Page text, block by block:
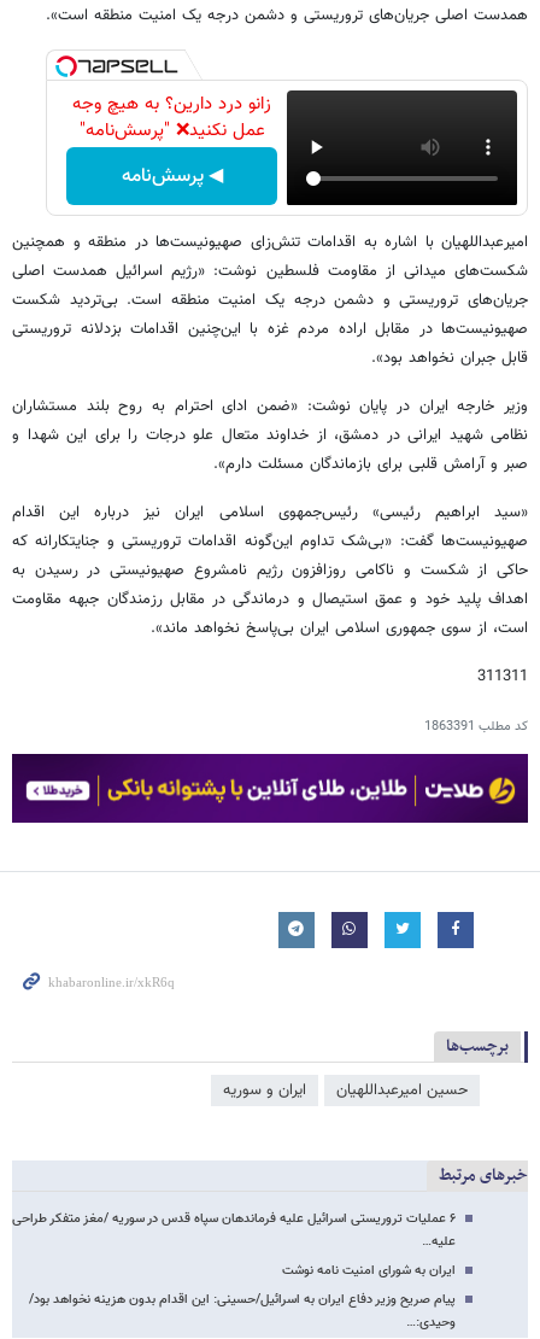
همدست اصلی جریان‌های تروریستی و دشمن درجه یک امنیت منطقه است».
زانو درد دارین؟ به هیچ وجه
عمل نکنید❌ "پرسش‌نامه"
◀ پرسش‌نامه
امیرعبداللهیان با اشاره به اقدامات تنش‌زای صهیونیست‌ها در منطقه و همچنین
شکست‌های میدانی از مقاومت فلسطین نوشت: «رژیم اسرائیل همدست اصلی
جریان‌های تروریستی و دشمن درجه یک امنیت منطقه است. بی‌تردید شکست
صهیونیست‌ها در مقابل اراده مردم غزه با این‌چنین اقدامات بزدلانه تروریستی
قابل جبران نخواهد بود».
وزیر خارجه ایران در پایان نوشت: «ضمن ادای احترام به روح بلند مستشاران
نظامی شهید ایرانی در دمشق، از خداوند متعال علو درجات را برای این شهدا و
صبر و آرامش قلبی برای بازماندگان مسئلت دارم».
«سید ابراهیم رئیسی» رئیس‌جمهوی اسلامی ایران نیز درباره این اقدام
صهیونیست‌ها گفت: «بی‌شک تداوم این‌‏گونه اقدامات تروریستی و جنایتکارانه که
حاکی از شکست و ناکامی روزافزون رژیم نامشروع صهیونیستی در رسیدن به
اهداف پلید خود و عمق استیصال و درماندگی در مقابل رزمندگان جبهه مقاومت
است، از سوی جمهوری اسلامی ایران بی‌پاسخ نخواهد ماند».
311311
کد مطلب 1863391
برچسب‌ها
حسین امیرعبداللهیان ایران و سوریه
خبرهای مرتبط
۶ عملیات تروریستی اسرائیل علیه فرماندهان سپاه قدس در سوریه /مغز متفکر طراحی
علیه…
ایران به شورای امنیت نامه نوشت
پیام صریح وزیر دفاع ایران به اسرائیل/حسینی: این اقدام بدون هزینه نخواهد بود/
وحیدی:…